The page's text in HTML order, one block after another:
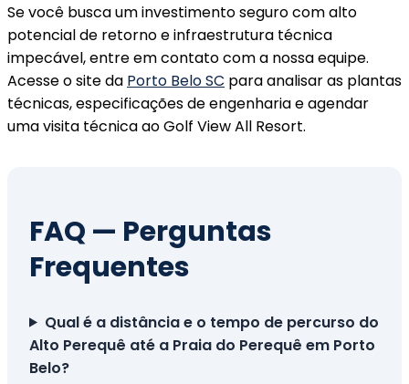
Se você busca um investimento seguro com alto
potencial de retorno e infraestrutura técnica
impecável, entre em contato com a nossa equipe.
Acesse o site da Porto Belo SC para analisar as plantas
técnicas, especificações de engenharia e agendar
uma visita técnica ao Golf View All Resort.
FAQ — Perguntas
Frequentes
Qual é a distância e o tempo de percurso do
Alto Perequê até a Praia do Perequê em Porto
Belo?